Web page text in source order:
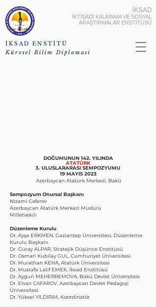
İKSAD ENSTİTÜ
Küresel Bilim Diplomasi
İKSAD
İKTİSADİ KALKINMA VE SOSYAL
ARAŞTIRMALAR ENSTİTÜSÜ
DOĞUMUNUN 142. YILINDA
ATATÜRK
3. ULUSLARARASI SEMPOZYUMU
19 MAYIS 2023
Azerbaycan Atatürk Merkezi, Bakü
Sempozyum Onursal Başkanı
Nizami Caferov
Azerbaycan Atatürk Merkezi Müdürü
Milletvekili
Düzenleme Kurulu
Dr. Ayşe ERKMEN, Gaziantep Üniversitesi, Düzenleme
Kurulu Başkanı
Dr. Güray ALPAR, Stratejik Düşünce Enstitüsü
Dr. Osman Kubilay GUL, Cumhuriyet Üniversitesi
Dr. Murathan KEHA, Atatürk Üniversitesi
Dr. Mustafa Latif EMEK, İksad Enstitüsü
Dr. Aygun MEHERREMOVA, Bakü Devlet Üniversitesi
Dr. Elvan CAFAROV, Azerbaycan Devlet Pedagoji
Üniversitesi
Dr. Yüksel YILDIRIM, Koordinatör